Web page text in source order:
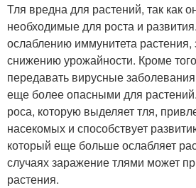
Тля вредна для растений, так как
необходимые для роста и
ослаблению иммунитета
снижению урожайности. Кроме
передавать вирусные
еще более опасными для
роса, которую выделяет тля,
насекомых и способствует
который еще больше ослабляет
случаях заражение тлями может
растения.